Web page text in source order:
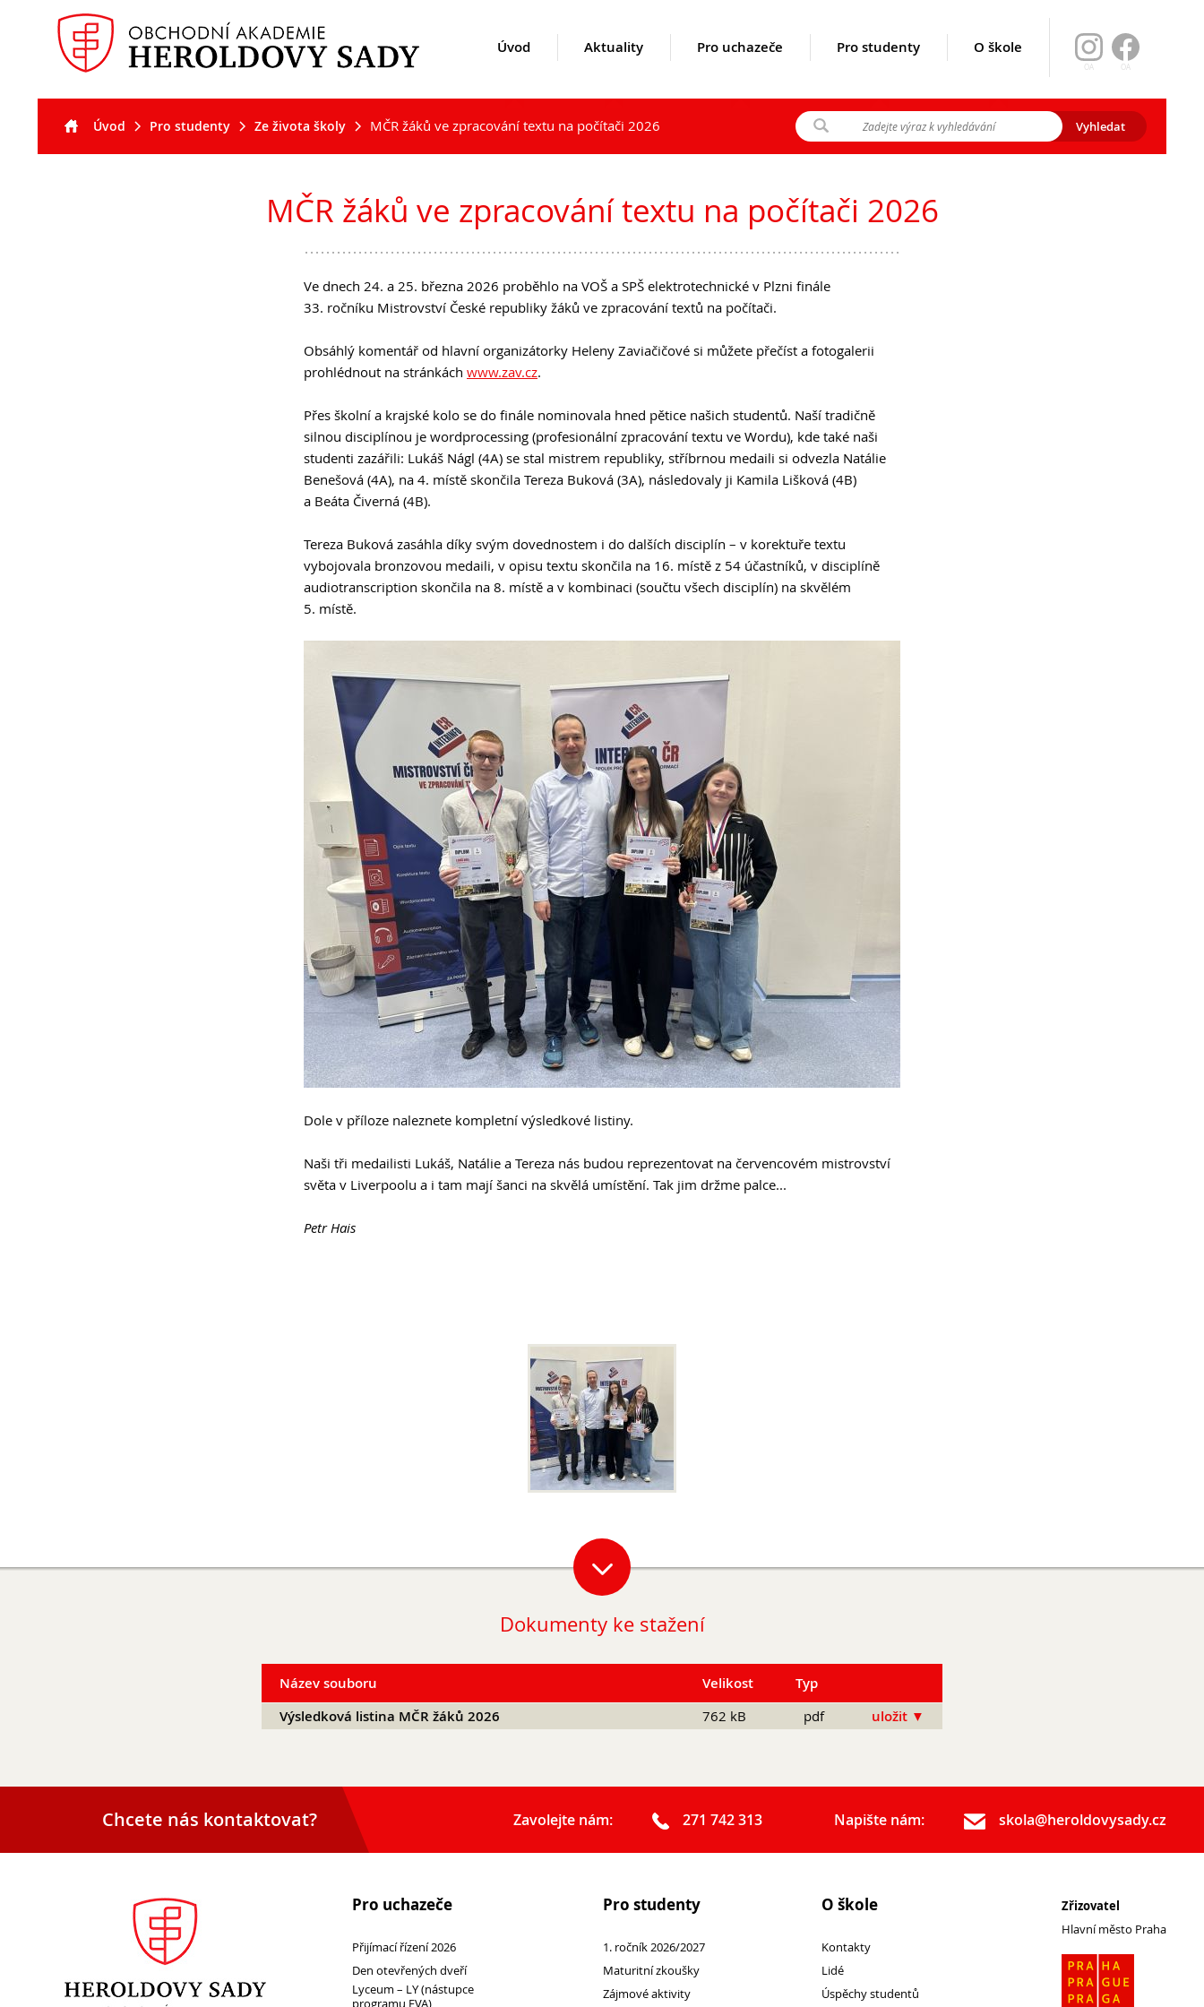
OA
OA
Úvod Aktuality
Aktuality
Opravné zkoušky a doklasifikace srpen
Pro uchazeče
Pro
uchazeče
Přijímací řízení 2026
Lyceum – LY (nástupce programu EVA)
O nás
Učební plány a ŠVP
Pro studenty
Pro
studenty
1. ročník 2026/2027
Zájmové aktivity
Dokumenty
Užitečné odkazy
Mezinárodní spolupráce
Podcast Future On
O škole
O škole
Kontakty
Úspěchy studentů
Historie a současnost
Výroční zprávy
Inspekční zprávy
GDPR
Úvod Pro studenty Ze života školy MČR žáků ve zpracování textu na počítači 2026
MČR žáků ve zpracování textu na počítači 2026
Ve dnech 24. a 25. března 2026 proběhlo na VOŠ a SPŠ elektrotechnické v Plzni finále
33. ročníku Mistrovství České republiky žáků ve zpracování textů na počítači.
Obsáhlý komentář od hlavní organizátorky Heleny Zaviačičové si můžete přečíst a fotogalerii
prohlédnout na stránkách www.zav.cz.
Přes školní a krajské kolo se do finále nominovala hned pětice našich studentů. Naší tradičně
silnou disciplínou je wordprocessing (profesionální zpracování textu ve Wordu), kde také naši
studenti zazářili: Lukáš Nágl (4A) se stal mistrem republiky, stříbrnou medaili si odvezla Natálie
Benešová (4A), na 4. místě skončila Tereza Buková (3A), následovaly ji Kamila Lišková (4B)
a Beáta Čiverná (4B).
Tereza Buková zasáhla díky svým dovednostem i do dalších disciplín – v korektuře textu
vybojovala bronzovou medaili, v opisu textu skončila na 16. místě z 54 účastníků, v disciplíně
audiotranscription skončila na 8. místě a v kombinaci (součtu všech disciplín) na skvělém
5. místě.
Dole v příloze naleznete kompletní výsledkové listiny.
Naši tři medailisti Lukáš, Natálie a Tereza nás budou reprezentovat na červencovém mistrovství
světa v Liverpoolu a i tam mají šanci na skvělá umístění. Tak jim držme palce...
Petr Hais
Dokumenty ke stažení
Název souboru Velikost
Typ
Výsledková listina MČR žáků 2026
762 kB pdf uložit ▼
Chcete nás kontaktovat? Zavolejte nám: 271 742 313 Napište nám: skola@heroldovysady.cz
Pro uchazeče
Přijímací řízení 2026
Den otevřených dveří
Lyceum – LY (nástupce
programu EVA)
Pro studenty
1. ročník 2026/2027
Maturitní zkoušky
Zájmové aktivity
O škole
Kontakty
Lidé
Úspěchy studentů
Zřizovatel
Hlavní město Praha